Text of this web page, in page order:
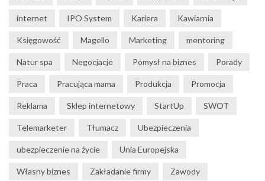
internet IPO System Kariera Kawiarnia
Księgowość Magello Marketing mentoring
Natur spa Negocjacje Pomysł na biznes Porady
Praca Pracująca mama Produkcja Promocja
Reklama Sklep internetowy StartUp SWOT
Telemarketer Tłumacz Ubezpieczenia
ubezpieczenie na życie Unia Europejska
Własny biznes Zakładanie firmy Zawody